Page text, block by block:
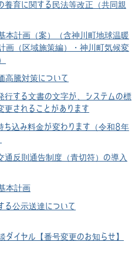
養育に関する民法等改正（共同親
本計画（案）（含神川町地球温暖
画（区域施策編）・神川町気候変
高騰対策について
行する文書の文字が、システムの標
更されることがあります
ち込み料金が変わります（令和8年
通反則通告制度（青切符）の導入
本計画
る公示送達について
ダイヤル【番号変更のお知らせ】